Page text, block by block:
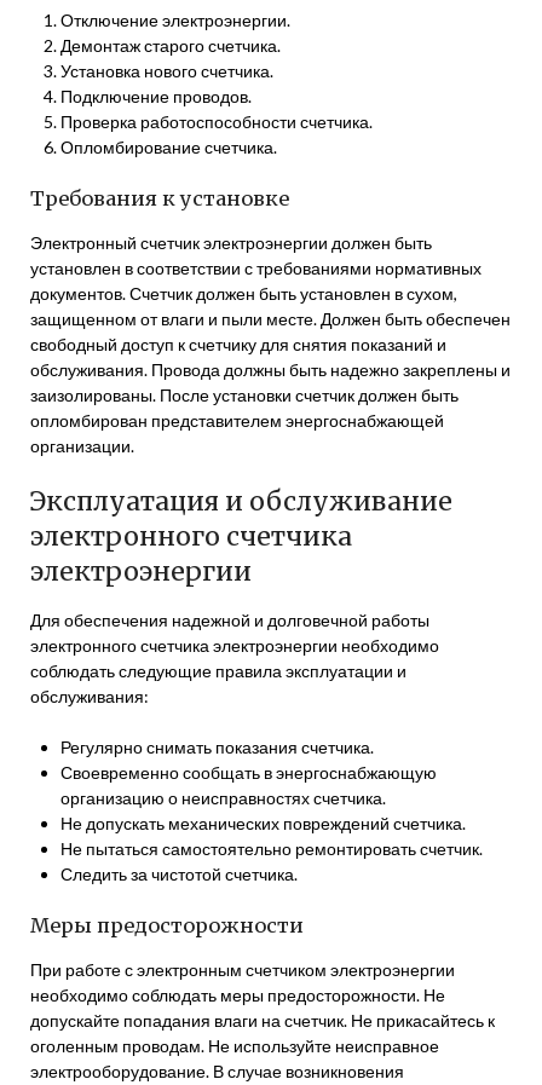
Отключение электроэнергии.
Демонтаж старого счетчика.
Установка нового счетчика.
Подключение проводов.
Проверка работоспособности счетчика.
Опломбирование счетчика.
Требования к установке
Электронный счетчик электроэнергии должен быть
установлен в соответствии с требованиями нормативных
документов. Счетчик должен быть установлен в сухом,
защищенном от влаги и пыли месте. Должен быть обеспечен
свободный доступ к счетчику для снятия показаний и
обслуживания. Провода должны быть надежно закреплены и
заизолированы. После установки счетчик должен быть
опломбирован представителем энергоснабжающей
организации.
Эксплуатация и обслуживание
электронного счетчика
электроэнергии
Для обеспечения надежной и долговечной работы
электронного счетчика электроэнергии необходимо
соблюдать следующие правила эксплуатации и
обслуживания:
Регулярно снимать показания счетчика.
Своевременно сообщать в энергоснабжающую
организацию о неисправностях счетчика.
Не допускать механических повреждений счетчика.
Не пытаться самостоятельно ремонтировать счетчик.
Следить за чистотой счетчика.
Меры предосторожности
При работе с электронным счетчиком электроэнергии
необходимо соблюдать меры предосторожности. Не
допускайте попадания влаги на счетчик. Не прикасайтесь к
оголенным проводам. Не используйте неисправное
электрооборудование. В случае возникновения